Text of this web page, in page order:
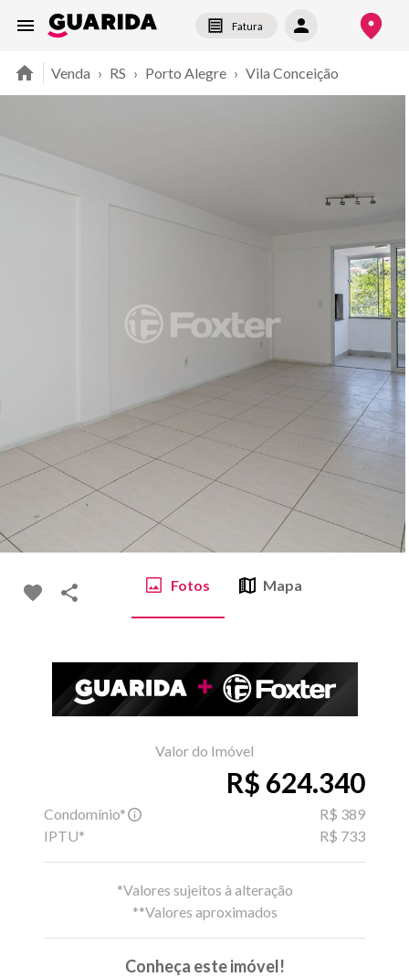
Fatura
Venda › RS › Porto Alegre › Vila Conceição
Fotos Mapa
Valor do Imóvel
R$ 624.340
Condomínio*
R$ 389
IPTU*
R$ 733
*Valores sujeitos à alteração
**Valores aproximados
Conheça este imóvel!